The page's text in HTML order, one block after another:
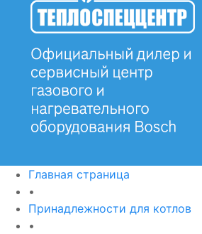
Главная страница
•
Принадлежности для котлов
•